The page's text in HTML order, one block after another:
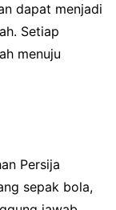
dapat menjadi
Setiap
menuju
Persija
sepak bola,